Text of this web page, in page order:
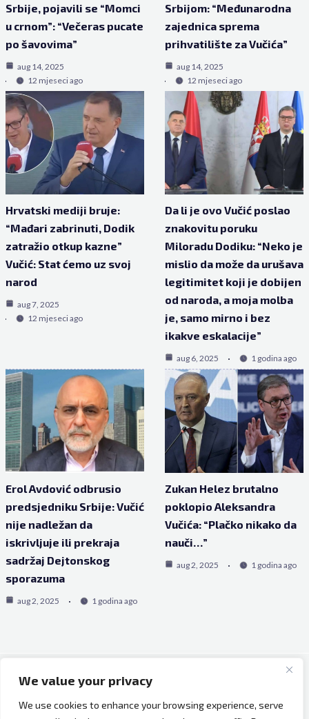
We value your privacy
We use cookies to enhance your browsing experience, serve
Srbije, pojavili se “Momci
u crnom”: “Večeras pucate
po šavovima”
aug 14, 2025
12 mjeseci ago
Srbijom: “Međunarodna
zajednica sprema
prihvatilište za Vučića”
aug 14, 2025
12 mjeseci ago
Hrvatski mediji bruje:
“Mađari zabrinuti, Dodik
zatražio otkup kazne”
Vučić: Stat ćemo uz svoj
narod
aug 7, 2025
12 mjeseci ago
Da li je ovo Vučić poslao
znakovitu poruku
Miloradu Dodiku: “Neko je
mislio da može da urušava
legitimitet koji je dobijen
od naroda, a moja molba
je, samo mirno i bez
ikakve eskalacije”
aug 6, 2025 1 godina ago
Erol Avdović odbrusio
predsjedniku Srbije: Vučić
nije nadležan da
iskrivljuje ili prekraja
sadržaj Dejtonskog
sporazuma
aug 2, 2025 1 godina ago
Zukan Helez brutalno
poklopio Aleksandra
Vučića: “Plačko nikako da
nauči…”
aug 2, 2025 1 godina ago
Copyright © 2026 Bh Dijaspora.
O nama